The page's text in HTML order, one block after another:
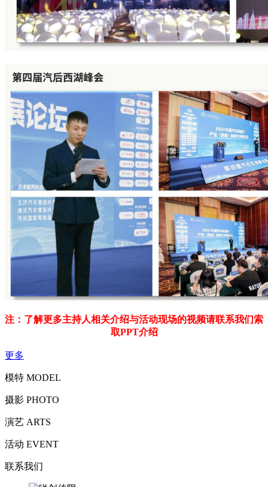
注：了解更多主持人相关介绍与活动现场的视频请联系我们索
取PPT介绍
更多
模特 MODEL
摄影 PHOTO
演艺 ARTS
活动 EVENT
联系我们